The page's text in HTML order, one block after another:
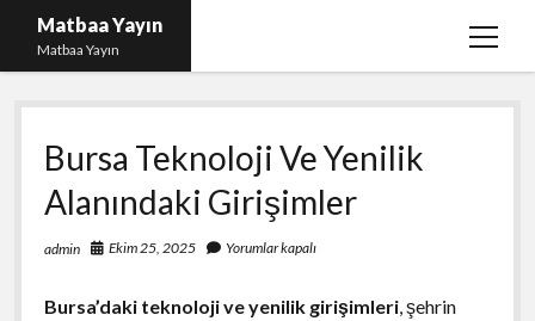
Matbaa Yayın
Matbaa Yayın
menüyü
Igtv Izlenme Gönderme Hilesi Bedava
Instagram Bot Takipçileri Silme
Liste
Sayfa Listesi
Bursa Teknoloji Ve Yenilik
Alanındaki Girişimler
admin Ekim 25, 2025 Yorumlar kapalı
Bursa’daki teknoloji ve yenilik girişimleri, şehrin